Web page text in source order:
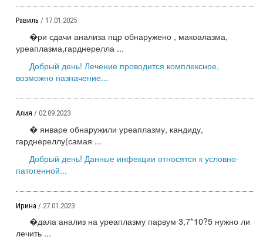
Равиль / 17.01.2025
�ри сдачи анализа пцр обнаружено , макоалазма,
уреаплазма,гарднерелла ...
Добрый день! Лечение проводится комплексное,
возможно назначение...
Алия / 02.09.2023
� январе обнаружили уреаплазму, кандиду,
гарднереллу(самая ...
Добрый день! Данные инфекции относятся к условно-
патогенной...
Ирина / 27.01.2023
�дала анализ на уреаплазму парвум 3,7*10?5 нужно ли
лечить ...